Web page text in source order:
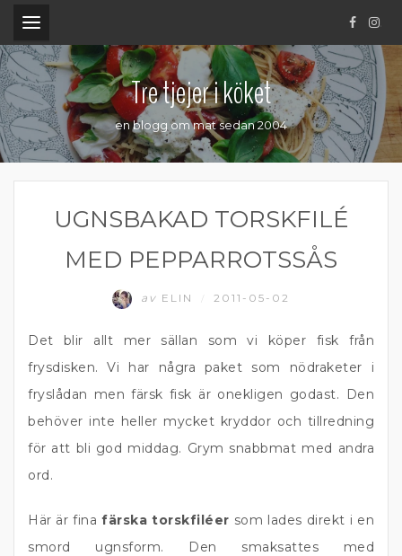
.
Tre tjejer i köket
en blogg om mat sedan 2004
UGNSBAKAD TORSKFILÉ
MED PEPPARROTSSÅS
av ELIN 2011-05-02
Det blir allt mer sällan som vi köper fisk från
frysdisken. Vi har några paket som nödraketer i
fryslådan men färsk fisk är onekligen godast. Den
behöver inte heller mycket kryddor och tillredning
för att bli god middag. Grym snabbmat med andra
ord.
Här är finafärska torskfiléer som lades direkt i en
smord ugnsform. Den smaksattes med